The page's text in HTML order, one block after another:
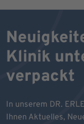
Klinik
verpackt
In unserem DR.
Ihnen Aktuelles,